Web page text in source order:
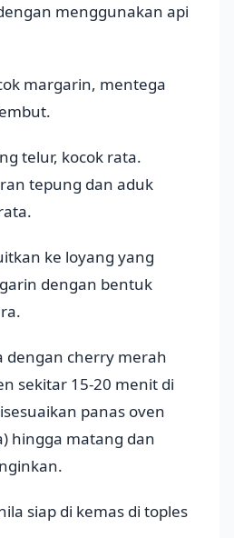
menggunakan api
margarin, mentega
telur, kocok rata.
tepung dan aduk
ke loyang yang
dengan bentuk
dengan cherry merah
sekitar 15-20 menit di
panas oven
hingga matang dan
siap di kemas di toples